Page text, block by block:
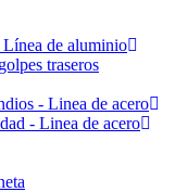
Línea de aluminio
traseros
- Linea de acero
- Linea de acero